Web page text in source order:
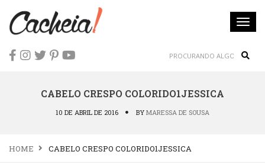
CABELO CRESPO COLORIDO1JESSICA
10 DE ABRIL DE 2016 BY MARESSA DE SOUSA
HOME CABELO CRESPO COLORIDO1JESSICA